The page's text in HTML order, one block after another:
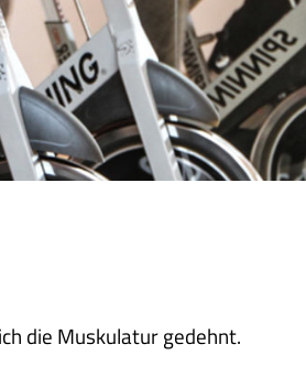
die Muskulatur gedehnt.